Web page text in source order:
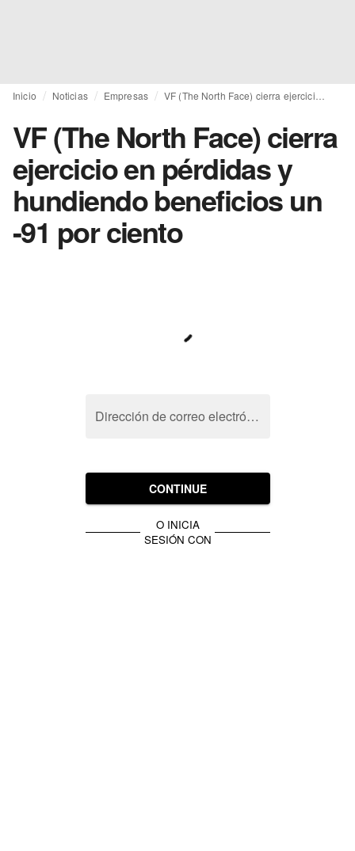
Inicio Noticias Empresas
VF (The North Face) cierra
ejercicio en pérdidas y
hundiendo beneficios un
-91 por ciento
Dirección de correo electrónico
CONTINUE
O INICIA
SESIÓN CON